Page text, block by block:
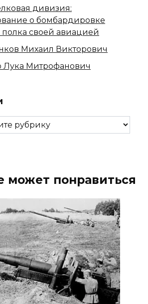
дивизия:
о бомбардировке
своей авиацией
Михаил Викторович
Лука Митрофанович
может понравиться